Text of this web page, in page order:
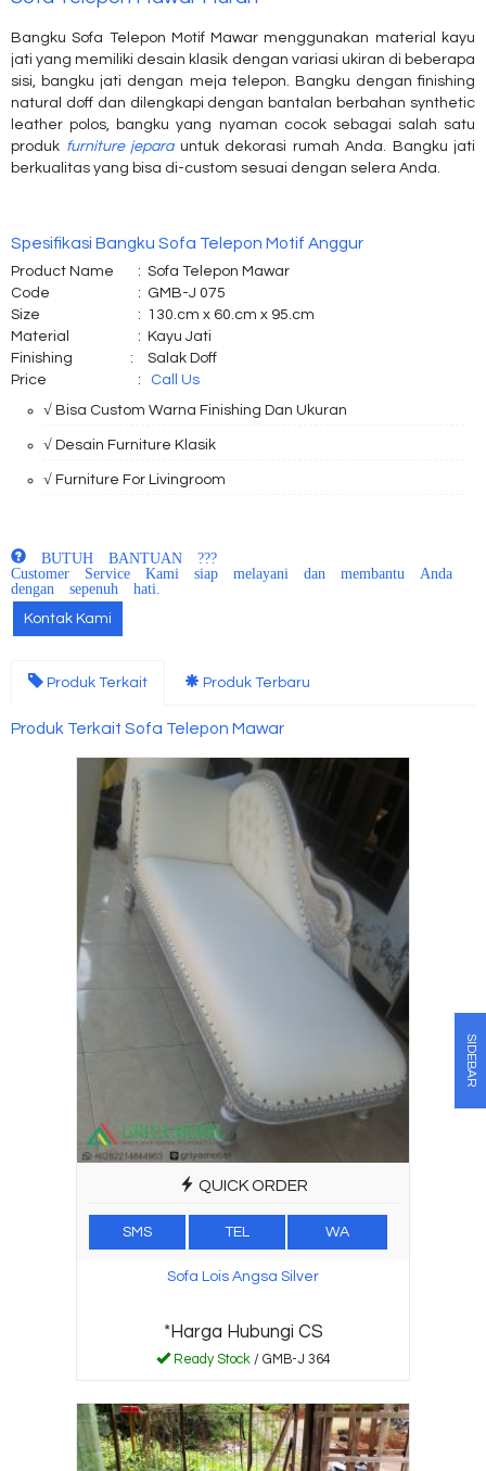
Bangku Sofa Telepon Motif Mawar menggunakan material kayu
jati yang memiliki desain klasik dengan variasi ukiran di beberapa
sisi, bangku jati dengan meja telepon. Bangku dengan finishing
natural doff dan dilengkapi dengan bantalan berbahan synthetic
leather polos, bangku yang nyaman cocok sebagai salah satu
produk furniture jeparauntuk dekorasi rumah Anda. Bangku jati
berkualitas yang bisa di-custom sesuai dengan selera Anda.
Spesifikasi Bangku Sofa Telepon Motif Anggur
Product Name : Sofa Telepon Mawar
Code
: GMB-J 075
Size
:
130.cm x 60.cm x 95.cm
Material
:
Kayu Jati
Finishing
:
Salak Doff
Price
:
Call Us
√ Bisa Custom Warna Finishing Dan Ukuran
√ Desain Furniture Klasik
√ Furniture For Livingroom
BUTUH BANTUAN ???
Customer Service Kami siap melayani dan membantu Anda
dengan sepenuh hati.
Kontak Kami
Produk Terkait Produk Terbaru
Produk Terkait Sofa Telepon Mawar
QUICK ORDER
SMS TEL WA
Sofa Lois Angsa Silver
*Harga Hubungi CS
Ready Stock/ GMB-J 364
SIDEBAR